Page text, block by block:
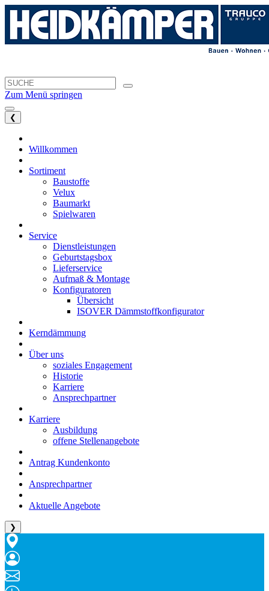
Zum Menü springen
❮
Willkommen
Sortiment
Baustoffe
Velux
Baumarkt
Spielwaren
Service
Dienstleistungen
Geburtstagsbox
Lieferservice
Aufmaß & Montage
Konfiguratoren
Übersicht
ISOVER Dämmstoffkonfigurator
Kerndämmung
Über uns
soziales Engagement
Historie
Karriere
Ansprechpartner
Karriere
Ausbildung
offene Stellenangebote
Antrag Kundenkonto
Ansprechpartner
Aktuelle Angebote
❯